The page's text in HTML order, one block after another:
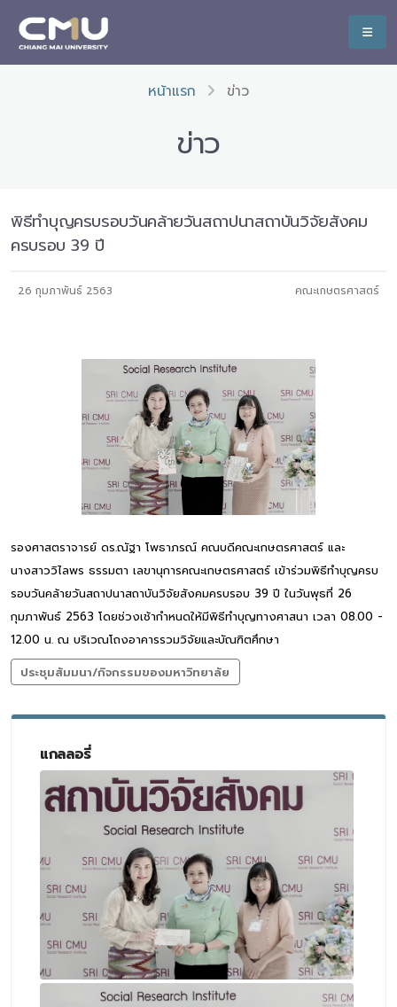
หน้าแรก ข่าว
ข่าว
พิธีทำบุญครบรอบวันคล้ายวันสถาปนาสถาบันวิจัยสังคม
ครบรอบ 39 ปี
26 กุมภาพันธ์ 2563 คณะเกษตรศาสตร์
รองศาสตราจารย์ ดร.ณัฐา โพธาภรณ์ คณบดีคณะเกษตรศาสตร์ และ
นางสาววิไลพร ธรรมตา เลขานุการคณะเกษตรศาสตร์ เข้าร่วมพิธีทำบุญครบ
รอบวันคล้ายวันสถาปนาสถาบันวิจัยสังคมครบรอบ 39 ปี ในวันพุธที่ 26
กุมภาพันธ์ 2563 โดยช่วงเช้ากำหนดให้มีพิธีทำบุญทางศาสนา เวลา 08.00 -
12.00 น. ณ บริเวณโถงอาคารรวมวิจัยและบัณฑิตศึกษา
ประชุมสัมมนา/กิจกรรมของมหาวิทยาลัย
แกลลอรี่